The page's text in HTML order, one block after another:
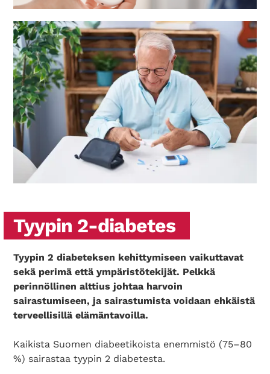
Tyypin 2-diabetes
Tyypin 2 diabeteksen kehittymiseen vaikuttavat
sekä perimä että ympäristötekijät. Pelkkä
perinnöllinen alttius johtaa harvoin
sairastumiseen, ja sairastumista voidaan ehkäistä
terveellisillä elämäntavoilla.
Kaikista Suomen diabeetikoista enemmistö (75–80
%) sairastaa tyypin 2 diabetesta.